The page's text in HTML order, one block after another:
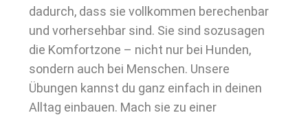
dadurch, dass sie vollkommen berechenbar
und vorhersehbar sind. Sie sind sozusagen
die Komfortzone – nicht nur bei Hunden,
sondern auch bei Menschen. Unsere
Übungen kannst du ganz einfach in deinen
Alltag einbauen. Mach sie zu einer